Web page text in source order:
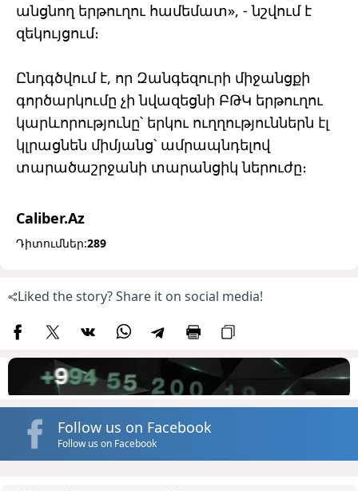
անցնող երթուղու համեմատ», - նշվում է
զեկույցում։
Ընդգծվում է, որ Զանգեզուրի միջանցքի
գործարկումը չի նվազեցնի ԲԹԿ երթուղու
կարևորությունը՝ երկու ուղղություններն էլ
կլրացնեն միմյանց՝ ամրապնդելով
տարածաշրջանի տարանցիկ ներուժը։
Caliber.Az
Դիտումներ:289
Liked the story? Share it on social media!
Follow us on Facebook
Follow us on Facebook